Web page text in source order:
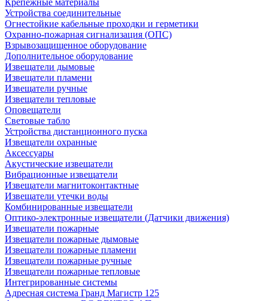
Крепежные материалы
Устройства соединительные
Огнестойкие кабельные проходки и герметики
Охранно-пожарная сигнализация (ОПС)
Взрывозащищенное оборудование
Дополнительное оборудование
Извещатели дымовые
Извещатели пламени
Извещатели ручные
Извещатели тепловые
Оповещатели
Световые табло
Устройства дистанционного пуска
Извещатели охранные
Аксессуары
Акустические извещатели
Вибрационные извещатели
Извещатели магнитоконтактные
Извещатели утечки воды
Комбинированные извещатели
Оптико-электронные извещатели (Датчики движения)
Извещатели пожарные
Извещатели пожарные дымовые
Извещатели пожарные пламени
Извещатели пожарные ручные
Извещатели пожарные тепловые
Интегрированные системы
Адресная система Гранд Магистр 125